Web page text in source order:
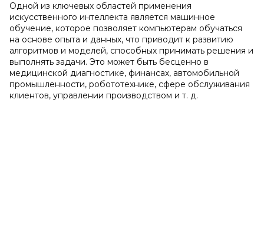
Одной из ключевых областей применения
искусственного интеллекта является машинное
обучение, которое позволяет компьютерам обучаться
на основе опыта и данных, что приводит к развитию
алгоритмов и моделей, способных принимать решения и
выполнять задачи. Это может быть бесценно в
медицинской диагностике, финансах, автомобильной
промышленности, робототехнике, сфере обслуживания
клиентов, управлении производством и т. д.